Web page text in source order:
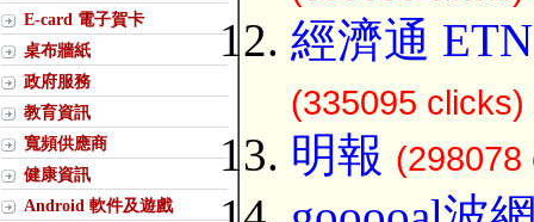
E-card 電子賀卡
桌布牆紙
政府服務
教育資訊
寬頻供應商
健康資訊
Android 軟件及遊戲
經濟通
(335095 clicks)
明報 (298078